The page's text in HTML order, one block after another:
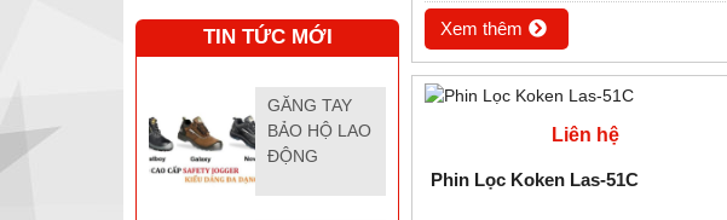
TIN TỨC MỚI
GĂNG TAY
BẢO HỘ LAO
ĐỘNG
Xem thêm
Liên hệ
Phin Lọc Koken Las-51C